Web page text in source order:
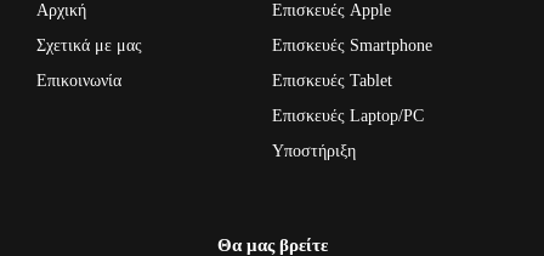
Αρχική
Σχετικά με μας
Επικοινωνία
Επισκευές Apple
Επισκευές Smartphone
Επισκευές Tablet
Επισκευές Laptop/PC
Υποστήριξη
Θα μας βρείτε